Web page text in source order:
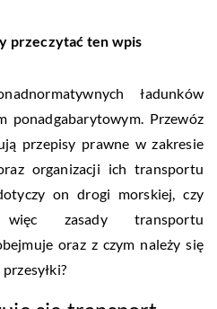
przeczytać ten wpis
ładunków
ponadgabarytowym. Przewóz
przepisy prawne w zakresie
organizacji ich transportu
on drogi morskiej, czy
zasady transportu
oraz z czym należy się